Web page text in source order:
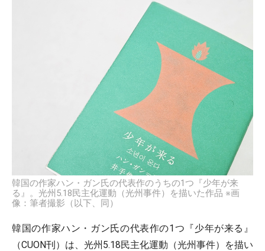
韓国の作家ハン・ガン氏の代表作のうちの1つ『少年が来
る』。光州5.18民主化運動（光州事件）を描いた作品 ※画
像：筆者撮影（以下、同）
韓国の作家ハン・ガン氏の代表作の1つ『少年が来る』
（CUON刊）は、光州5.18民主化運動（光州事件）を描い